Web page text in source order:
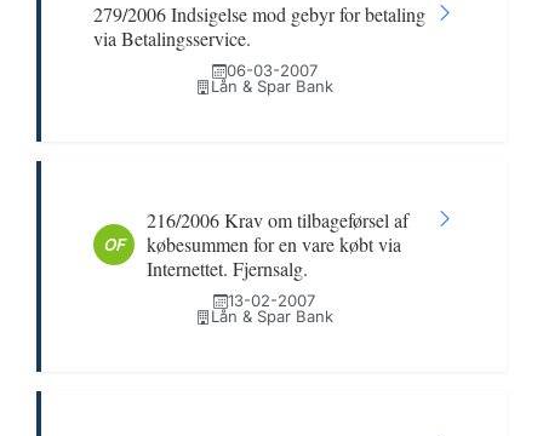
279/2006 Indsigelse mod gebyr for betaling
via Betalingsservice.
06-03-2007
Lån & Spar Bank
OF
216/2006 Krav om tilbageførsel af
købesummen for en vare købt via
Internettet. Fjernsalg.
13-02-2007
Lån & Spar Bank